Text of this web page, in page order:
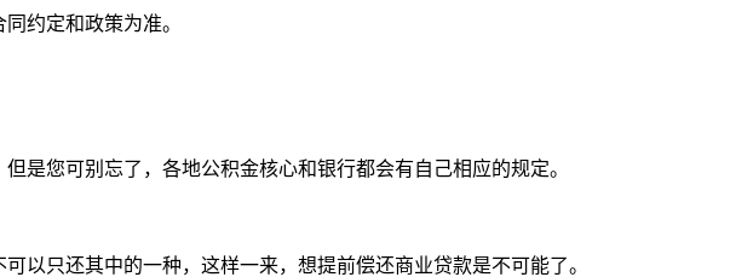
约定和政策为准。
是您可别忘了，各地公积金核心和银行都会有自己相应的规定。
以只还其中的一种，这样一来，想提前偿还商业贷款是不可能了。